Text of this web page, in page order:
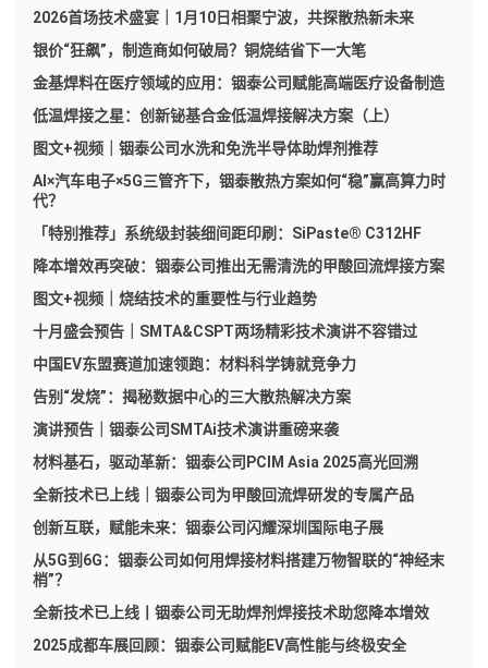
2026首场技术盛宴｜1月10日相聚宁波，共探散热新未来
银价“狂飙”，制造商如何破局？铜烧结省下一大笔
金基焊料在医疗领域的应用：铟泰公司赋能高端医疗设备制造
低温焊接之星：创新铋基合金低温焊接解决方案（上）
图文+视频｜铟泰公司水洗和免洗半导体助焊剂推荐
AI×汽车电子×5G三管齐下，铟泰散热方案如何“稳”赢高算力时
代？
「特别推荐」系统级封装细间距印刷：SiPaste® C312HF
降本增效再突破：铟泰公司推出无需清洗的甲酸回流焊接方案
图文+视频｜烧结技术的重要性与行业趋势
十月盛会预告｜SMTA&CSPT两场精彩技术演讲不容错过
中国EV东盟赛道加速领跑：材料科学铸就竞争力
告别“发烧”：揭秘数据中心的三大散热解决方案
演讲预告｜铟泰公司SMTAi技术演讲重磅来袭
材料基石，驱动革新：铟泰公司PCIM Asia 2025高光回溯
全新技术已上线｜铟泰公司为甲酸回流焊研发的专属产品
创新互联，赋能未来：铟泰公司闪耀深圳国际电子展
从5G到6G：铟泰公司如何用焊接材料搭建万物智联的“神经末
梢”？
全新技术已上线丨铟泰公司无助焊剂焊接技术助您降本增效
2025成都车展回顾：铟泰公司赋能EV高性能与终极安全